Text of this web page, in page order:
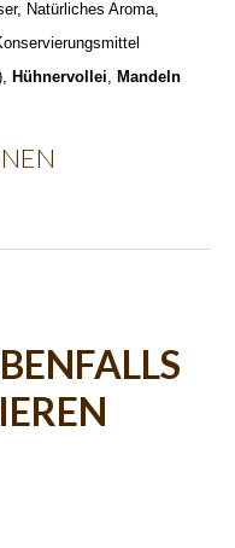
Natürliches Aroma,
Hühnervollei, Mandeln